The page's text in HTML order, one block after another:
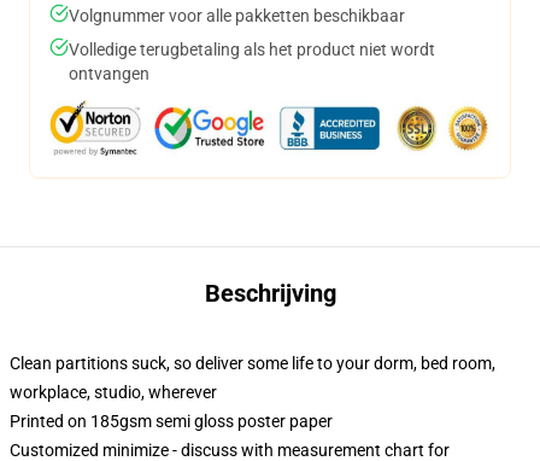
Volgnummer voor alle pakketten beschikbaar
Volledige terugbetaling als het product niet wordt
ontvangen
Beschrijving
Clean partitions suck, so deliver some life to your dorm, bed room,
workplace, studio, wherever
Printed on 185gsm semi gloss poster paper
Customized minimize - discuss with measurement chart for